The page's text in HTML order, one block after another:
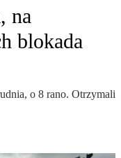
na
blokada
o 8 rano. Otrzymali